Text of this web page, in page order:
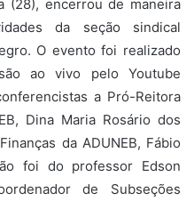
(28), encerrou de maneira
da seção sindical
O evento foi realizado
ao vivo pelo Youtube
a Pró-Reitora
Dina Maria Rosário dos
da ADUNEB, Fábio
foi do professor Edson
de Subseções